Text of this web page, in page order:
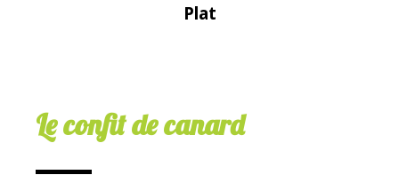
Plat
Le confit de canard